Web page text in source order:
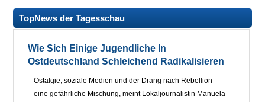
TopNews der Tagesschau
Wie Sich Einige Jugendliche In
Ostdeutschland Schleichend Radikalisieren
Ostalgie, soziale Medien und der Drang nach Rebellion -
eine gefährliche Mischung, meint Lokaljournalistin Manuela